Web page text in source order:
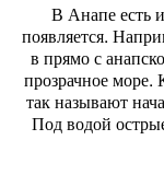
В Анапе есть
появляется.
в прямо с
прозрачное море.
так называют
Под водой